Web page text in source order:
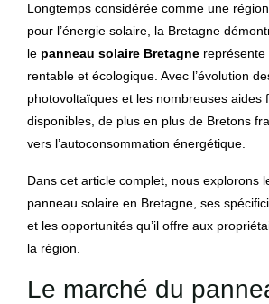
Longtemps considérée comme une
pour l’énergie solaire, la Bretagne
le panneau solaire Bretagne représente
rentable et écologique. Avec l’évolution
photovoltaïques et les nombreuses aides
disponibles, de plus en plus de Bretons
vers l’autoconsommation énergétique.
Dans cet article complet, nous explorons
panneau solaire en Bretagne, ses
et les opportunités qu’il offre aux
la région.
Le marché du